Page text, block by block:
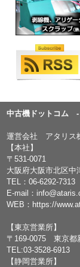
中古機ドットコム
運営会社 アタリス
【本社】
〒531-0071
大阪府大阪市北区
TEL：06-6292-7313
E-mail：
WEB： https://
【東京営業所】
〒169-0075 東京都
TEL:03-3528-6913
【静岡営業所】